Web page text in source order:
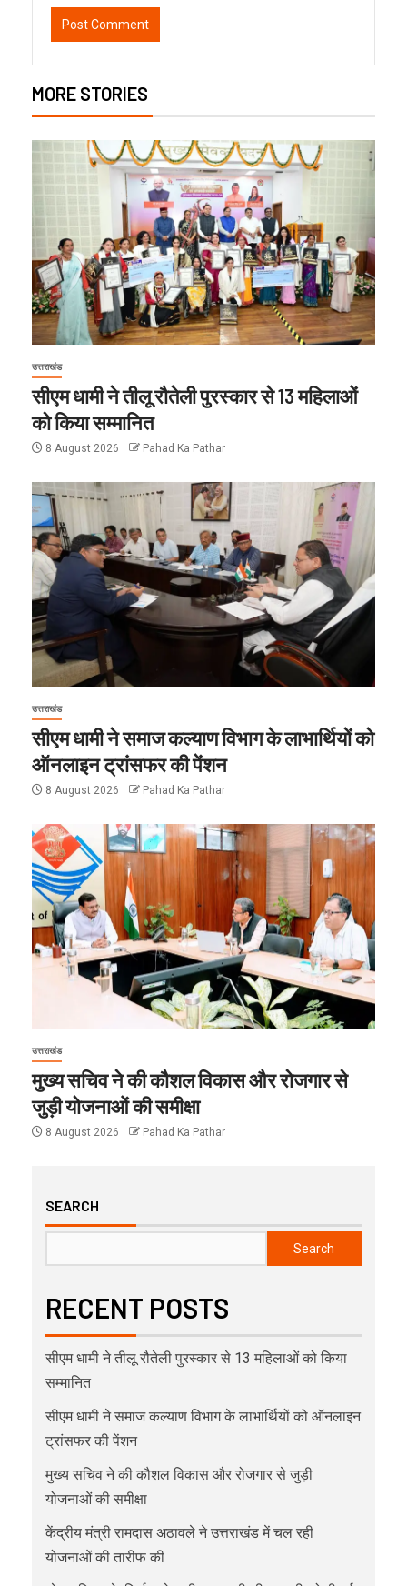
MORE STORIES
उत्तराखंड
सीएम धामी ने तीलू रौतेली पुरस्कार से 13 महिलाओं
को किया सम्मानित
8 August 2026 Pahad Ka Pathar
उत्तराखंड
सीएम धामी ने समाज कल्याण विभाग के लाभार्थियों को
ऑनलाइन ट्रांसफर की पेंशन
8 August 2026 Pahad Ka Pathar
उत्तराखंड
मुख्य सचिव ने की कौशल विकास और रोजगार से
जुड़ी योजनाओं की समीक्षा
8 August 2026 Pahad Ka Pathar
SEARCH
Search
RECENT POSTS
सीएम धामी ने तीलू रौतेली पुरस्कार से 13 महिलाओं को किया
सम्मानित
सीएम धामी ने समाज कल्याण विभाग के लाभार्थियों को ऑनलाइन
ट्रांसफर की पेंशन
मुख्य सचिव ने की कौशल विकास और रोजगार से जुड़ी
योजनाओं की समीक्षा
केंद्रीय मंत्री रामदास अठावले ने उत्तराखंड में चल रही
योजनाओं की तारीफ की